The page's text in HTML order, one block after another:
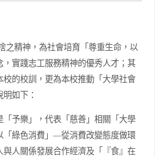
之精神，為社會培育「尊重生命，以
實踐志工服務精神的優秀人才；其
的校訓，更為本校推動「大學社會
如下：
「予樂」，代表「慈善」相關「大學
「綠色消費」―從消費改變態度做環
人關係發展合作經濟及「『食』在